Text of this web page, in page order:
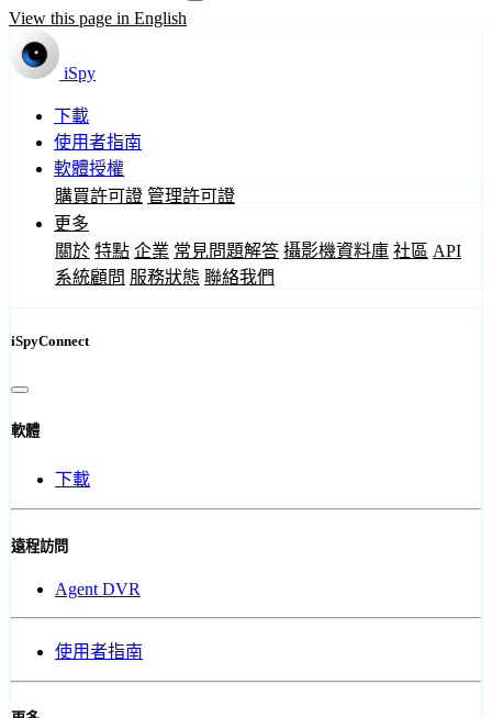
View this page in English
iSpy
下載
使用者指南
軟體授權
購買許可證 管理許可證
更多
關於 特點 企業 常見問題解答 攝影機資料庫 社區 API
系統顧問 服務狀態 聯絡我們
iSpyConnect
軟體
下載
遠程訪問
Agent DVR
使用者指南